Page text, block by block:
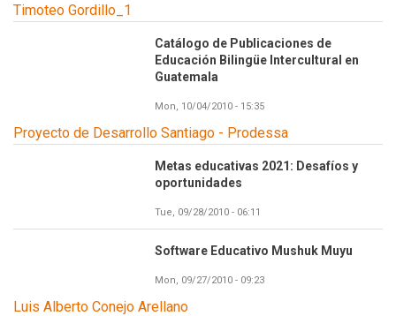
Timoteo Gordillo_1
Catálogo de Publicaciones de
Educación Bilingüe Intercultural en
Guatemala
Mon, 10/04/2010 - 15:35
Proyecto de Desarrollo Santiago - Prodessa
Metas educativas 2021: Desafíos y
oportunidades
Tue, 09/28/2010 - 06:11
Software Educativo Mushuk Muyu
Mon, 09/27/2010 - 09:23
Luis Alberto Conejo Arellano